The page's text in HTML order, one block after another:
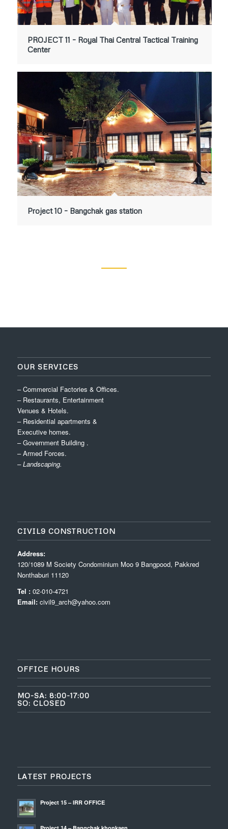
PROJECT 11 – Royal Thai Central Tactical Training
Center
Project 10 – Bangchak gas station
OUR SERVICES
– Commercial Factories & Offices.
– Restaurants, Entertainment
Venues & Hotels.
– Residential apartments &
Executive homes.
– Government Building .
– Armed Forces.
– Landscaping.
CIVIL9 CONSTRUCTION
Address:
120/1089 M Society Condominium Moo 9 Bangpood, Pakkred
Nonthaburi 11120
Tel :02-010-4721
Email: civil9_arch@yahoo.com
OFFICE HOURS
MO-SA: 8:00-17:00
SO: CLOSED
LATEST PROJECTS
Project 15 – IRR OFFICE